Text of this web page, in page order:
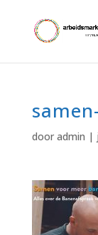
door admin |